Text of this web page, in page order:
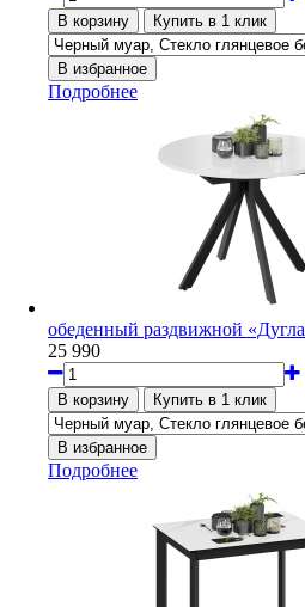
Подробнее
обеденный раздвижной
25 990
Подробнее